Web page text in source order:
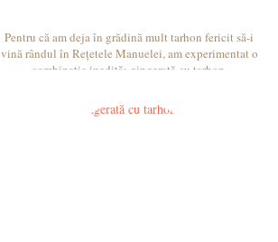
Pentru că am deja în grădină mult tarhon fericit să-i
vină rândul în Rețetele Manuelei, am experimentat o
combinație inedită: gingerată cu tarhon.